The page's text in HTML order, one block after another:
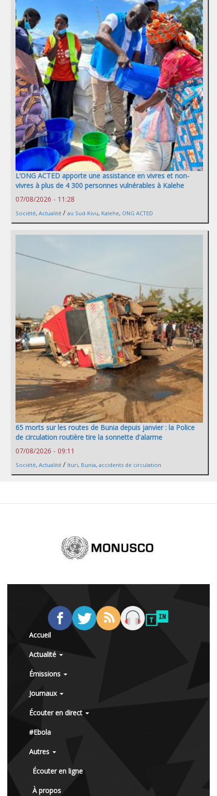
L’ONG ACTED apporte une assistance en vivres et non-
vivres à plus de 4 300 personnes vulnérables à Kalehe
07/08/2026 - 11:28
Société, Actualité / au Sud-Kivu, Kalehe, ONG ACTED
65 morts sur les routes de Bunia depuis janvier : la Police
de circulation routière tire la sonnette d'alarme
07/08/2026 - 09:11
Société, Actualité / Ituri, Bunia, accidents de circulation
Accueil
Actualité
Émissions
Journaux
Écouter en direct
#Ebola
Autres
Écouter en ligne
À propos